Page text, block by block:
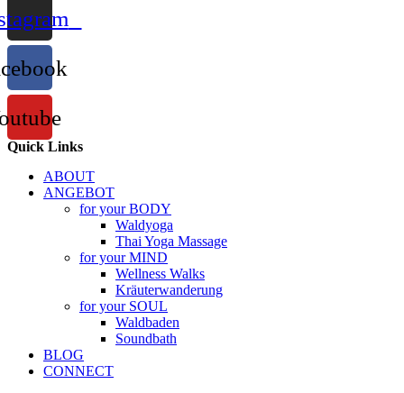
Quick Links
ABOUT
ANGEBOT
for your BODY
Waldyoga
Thai Yoga Massage
for your MIND
Wellness Walks
Kräuterwanderung
for your SOUL
Waldbaden
Soundbath
BLOG
CONNECT